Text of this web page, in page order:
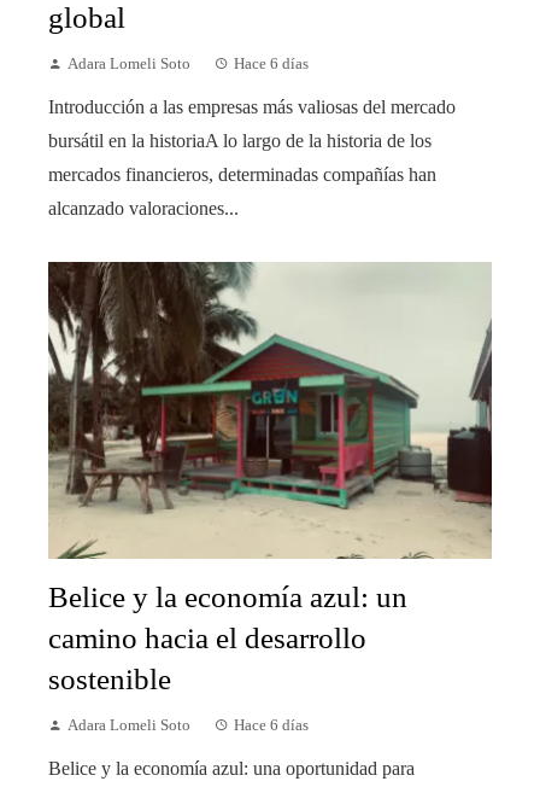
global
Adara Lomeli Soto Hace 6 días
Introducción a las empresas más valiosas del mercado
bursátil en la historiaA lo largo de la historia de los
mercados financieros, determinadas compañías han
alcanzado valoraciones...
Belice y la economía azul: un
camino hacia el desarrollo
sostenible
Adara Lomeli Soto Hace 6 días
Belice y la economía azul: una oportunidad para